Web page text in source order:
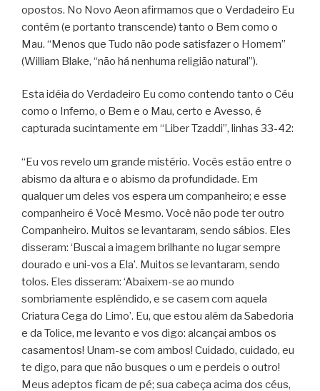
opostos. No Novo Aeon afirmamos que o Verdadeiro Eu
contém (e portanto transcende) tanto o Bem como o
Mau. “Menos que Tudo não pode satisfazer o Homem”
(William Blake, “não há nenhuma religião natural”).
Esta idéia do Verdadeiro Eu como contendo tanto o Céu
como o Inferno, o Bem e o Mau, certo e Avesso, é
capturada sucintamente em “Liber Tzaddi”, linhas 33-42:
“Eu vos revelo um grande mistério. Vocês estão entre o
abismo da altura e o abismo da profundidade. Em
qualquer um deles vos espera um companheiro; e esse
companheiro é Você Mesmo. Você não pode ter outro
Companheiro. Muitos se levantaram, sendo sábios. Eles
disseram: ‘Buscai a imagem brilhante no lugar sempre
dourado e uni-vos a Ela’. Muitos se levantaram, sendo
tolos. Eles disseram: ‘Abaixem-se ao mundo
sombriamente esplêndido, e se casem com aquela
Criatura Cega do Limo’. Eu, que estou além da Sabedoria
e da Tolice, me levanto e vos digo: alcançai ambos os
casamentos! Unam-se com ambos! Cuidado, cuidado, eu
te digo, para que não busques o um e perdeis o outro!
Meus adeptos ficam de pé; sua cabeça acima dos céus,